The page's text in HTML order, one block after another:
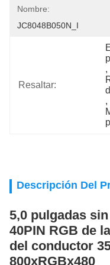
Nombre:
JC8048B050N_I
Resaltar:
,
,
Descripción Del
5,0 pulgadas
40PIN RGB de
del conductor
800xRGBx480